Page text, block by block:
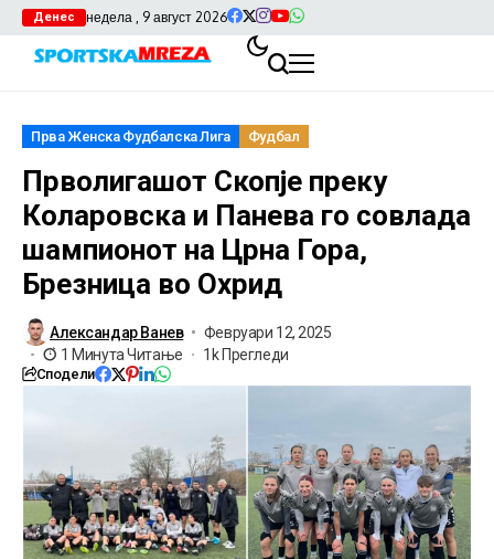
Денес недела , 9 август 2026
Прва Женска Фудбалска Лига Фудбал
Прволигашот Скопје преку
Коларовска и Панева го совлада
шампионот на Црна Гора,
Брезница во Охрид
Александар Ванев
Февруари 12, 2025
1 Минута Читање
1k Прегледи
Сподели